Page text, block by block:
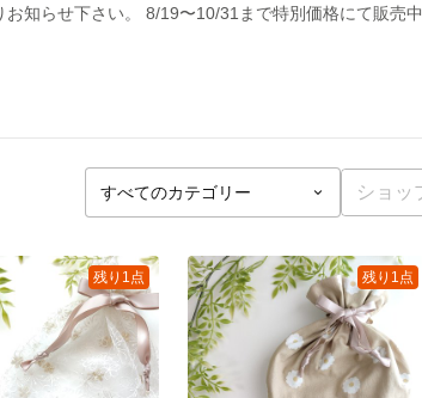
知らせ下さい。 8/19〜10/31まで特別価格にて販売中
残り1点 残り1点